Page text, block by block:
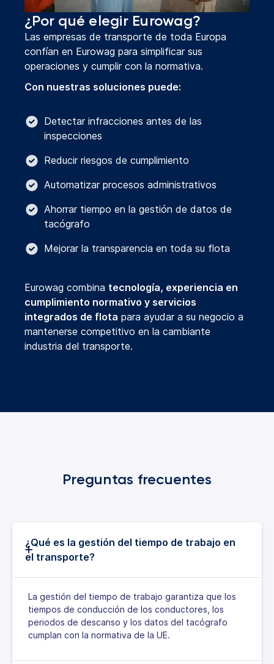
¿Por qué elegir Eurowag?
Las empresas de transporte de toda Europa
confían en Eurowag para simplificar sus
operaciones y cumplir con la normativa.
Con nuestras soluciones puede:
Detectar infracciones antes de las
inspecciones
Reducir riesgos de cumplimiento
Automatizar procesos administrativos
Ahorrar tiempo en la gestión de datos de
tacógrafo
Mejorar la transparencia en toda su flota
Eurowag combina tecnología, experiencia en
cumplimiento normativo y servicios
integrados de flota para ayudar a su negocio a
mantenerse competitivo en la cambiante
industria del transporte.
Preguntas frecuentes
¿Qué es la gestión del tiempo de trabajo en
el transporte?
La gestión del tiempo de trabajo garantiza que los
tiempos de conducción de los conductores, los
periodos de descanso y los datos del tacógrafo
cumplan con la normativa de la UE.